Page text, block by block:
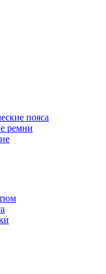
пояса
ремни